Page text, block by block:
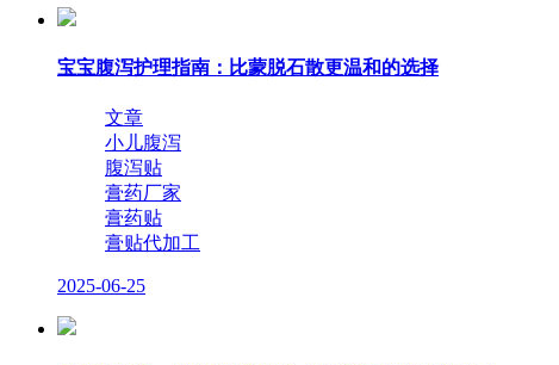
宝宝腹泻护理指南：比蒙脱石散更温和的选择
文章
小儿腹泻
腹泻贴
膏药厂家
膏药贴
膏贴代加工
2025-06-25